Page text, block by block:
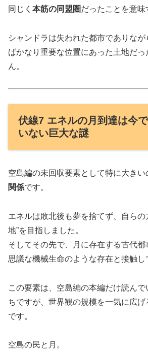
同じく 本筋の同盟圏だったことを意味
シャンドラは失われた都市でありな
ばかなり重要な位置にあった土地だ
ん。
伏線7 エネルの月到達は今
いない巨大な謎
空島編の未回収要素として特に大きい
関係です。
エネルは敗北後も夢を捨てず、自らの
地”を目指しました。
そしてその先で、月に存在する古代
思議な機械生命のような存在と接触し
この要素は、空島編の本編だけ読ん
ちですが、世界観の規模を一気に広
です。
空島の民と月。